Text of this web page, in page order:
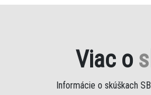
Viac o
Informácie o skúškach